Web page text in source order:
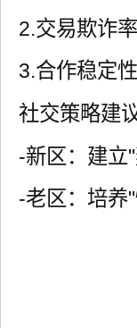
2.交易欺诈
3.合作稳定
社交策略建议
-新区：建立
-老区：培养